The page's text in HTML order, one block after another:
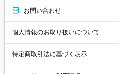
お問い合わせ
個人情報のお取り扱いについて
特定商取引法に基づく表示